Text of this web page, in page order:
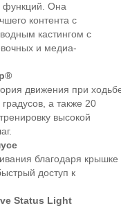
функций. Она
контента с
кастингом с
и медиа-
движения при
а также 20
высокой
благодаря крышке
доступ к
Status Light